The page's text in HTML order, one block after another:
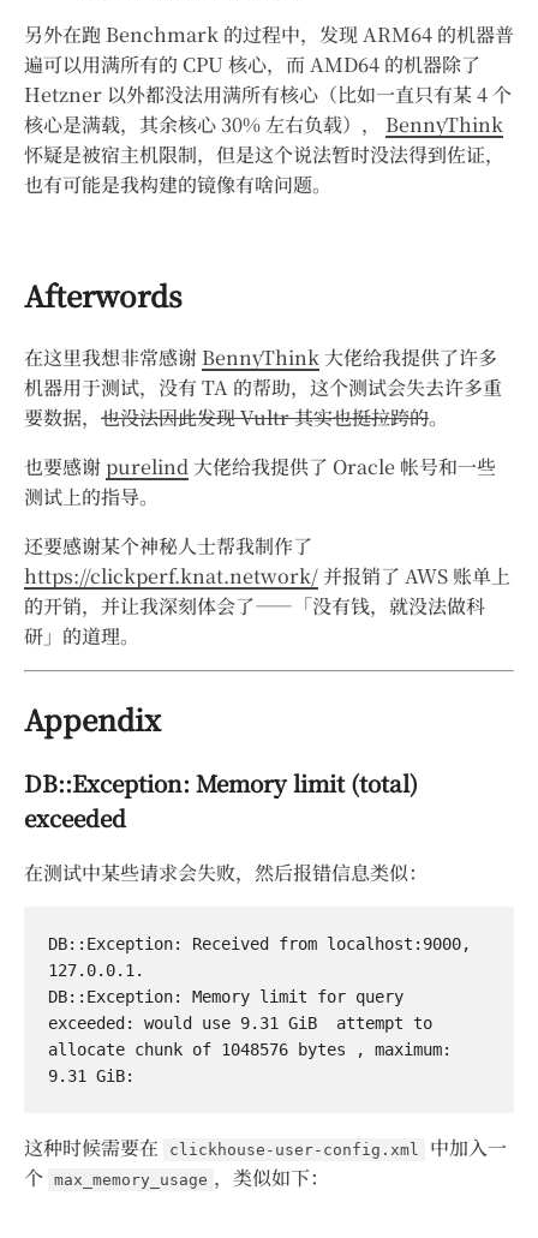
另外在跑 Benchmark 的过程中，发现 ARM64 的机器普
遍可以用满所有的 CPU 核心，而 AMD64 的机器除了
Hetzner 以外都没法用满所有核心（比如一直只有某 4 个
核心是满载，其余核心 30% 左右负载）， BennyThink
怀疑是被宿主机限制，但是这个说法暂时没法得到佐证，
也有可能是我构建的镜像有啥问题。
Afterwords
在这里我想非常感谢 BennyThink 大佬给我提供了许多
机器用于测试，没有 TA 的帮助，这个测试会失去许多重
要数据， 也没法因此发现 Vultr 其实也挺拉跨的。
也要感谢purelind 大佬给我提供了 Oracle 帐号和一些
测试上的指导。
还要感谢某个神秘人士帮我制作了
https://clickperf.knat.network/ 并报销了 AWS 账单上
的开销，并让我深刻体会了——「没有钱，就没法做科
研」的道理。
Appendix
DB::Exception: Memory limit (total)
exceeded
在测试中某些请求会失败，然后报错信息类似：
DB::Exception: Received from localhost:9000,
127.0.0.1.
DB::Exception: Memory limit for query
exceeded: would use 9.31 GiB  attempt to
allocate chunk of 1048576 bytes , maximum:
这种时候需要在 clickhouse-user-config.xml
中加入一
个 max_memory_usage ，类似如下：